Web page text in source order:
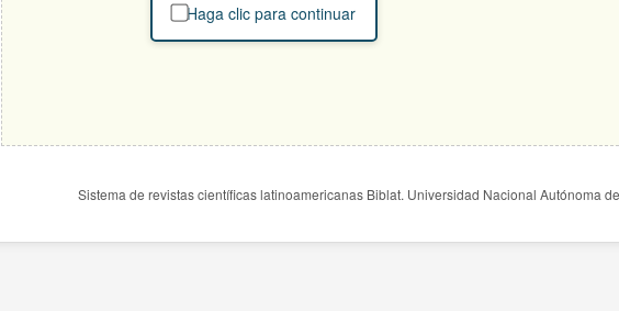
Haga clic para continuar
Sistema de revistas científicas latinoamericanas Biblat. Universidad Nacional Autónoma